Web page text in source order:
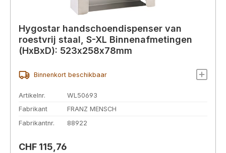
Hygostar handschoendispenser van
roestvrij staal, S-XL Binnenafmetingen
(HxBxD): 523x258x78mm
Binnenkort beschikbaar
Artikelnr.
WL50693
Fabrikant
FRANZ MENSCH
Fabrikantnr.
88922
Normale prijs:
CHF 115,76